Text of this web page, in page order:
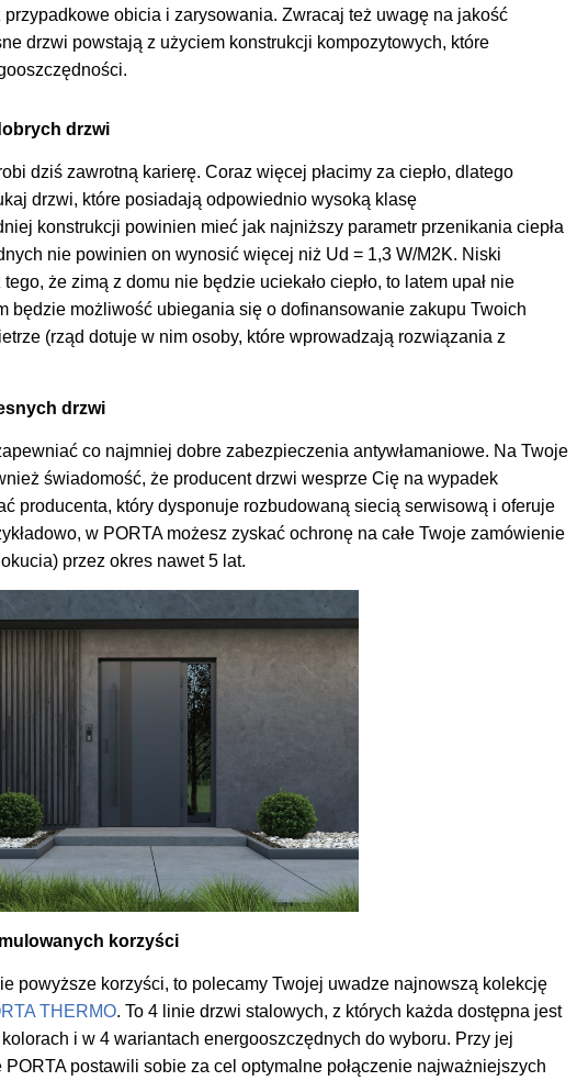
obicia i zarysowania. Zwracaj też uwagę na jakość
drzwi powstają z użyciem konstrukcji kompozytowych, które
drzwi
dziś zawrotną karierę. Coraz więcej płacimy za ciepło, dlatego
drzwi, które posiadają odpowiednio wysoką klasę
konstrukcji powinien mieć jak najniższy parametr przenikania ciepła
nie powinien on wynosić więcej niż Ud = 1,3 W/M2K. Niski
że zimą z domu nie będzie uciekało ciepło, to latem upał nie
będzie możliwość ubiegania się o dofinansowanie zakupu Twoich
(rząd dotuje w nim osoby, które wprowadzają rozwiązania z
drzwi
co najmniej dobre zabezpieczenia antywłamaniowe. Na Twoje
świadomość, że producent drzwi wesprze Cię na wypadek
producenta, który dysponuje rozbudowaną siecią serwisową i oferuje
w PORTA możesz zyskać ochronę na całe Twoje zamówienie
przez okres nawet 5 lat.
korzyści
powyższe korzyści, to polecamy Twojej uwadze najnowszą kolekcję
THERMO. To 4 linie drzwi stalowych, z których każda dostępna jest
i w 4 wariantach energooszczędnych do wyboru. Przy jej
postawili sobie za cel optymalne połączenie najważniejszych